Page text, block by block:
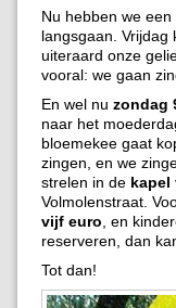
Nu hebben we
langsgaan. Vrijdag
uiteraard onze
vooral: we gaan
En wel nu zondag
naar het
bloemekee gaat
zingen, en we
strelen in de kapel
Volmolenstraat.
vijf euro , en
reserveren, dan
Tot dan!